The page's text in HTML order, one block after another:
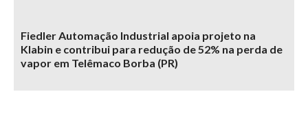
Fiedler Automação Industrial apoia projeto na
Klabin e contribui para redução de 52% na perda de
vapor em Telêmaco Borba (PR)